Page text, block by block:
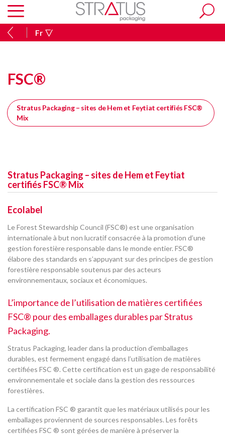
Fr
FSC®
Stratus Packaging – sites de Hem et Feytiat certifiés FSC®
Mix
Stratus Packaging – sites de Hem et Feytiat
certifiés FSC® Mix
Ecolabel
Le Forest Stewardship Council (FSC®) est une organisation
internationale à but non lucratif consacrée à la promotion d’une
gestion forestière responsable dans le monde entier. FSC®
élabore des standards en s’appuyant sur des principes de gestion
forestière responsable soutenus par des acteurs
environnementaux, sociaux et économiques.
L’importance de l’utilisation de matières certifiées
FSC® pour des emballages durables par Stratus
Packaging.
Stratus Packaging, leader dans la production d’emballages
durables, est fermement engagé dans l’utilisation de matières
certifiées FSC ®. Cette certification est un gage de responsabilité
environnementale et sociale dans la gestion des ressources
forestières.
La certification FSC ® garantit que les matériaux utilisés pour les
emballages proviennent de sources responsables. Les forêts
certifiées FSC ® sont gérées de manière à préserver la